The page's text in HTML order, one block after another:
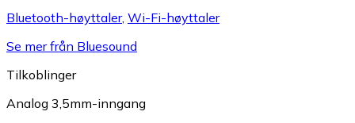
Bluetooth-høyttaler, Wi-Fi-høyttaler
Se mer från Bluesound
Tilkoblinger
Analog 3,5mm-inngang